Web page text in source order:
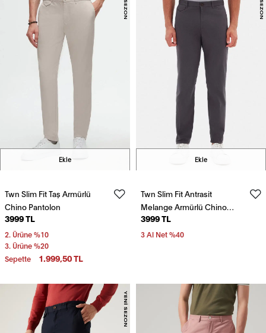
Ekle
Twn Slim Fit Taş Armürlü
Chino Pantolon
3999 TL
2. Ürüne %10
3. Ürüne %20
Sepette
1.999,50 TL
Ekle
Twn Slim Fit Antrasit
Melange Armürlü Chino
Pantolon
3999 TL
3 Al Net %40